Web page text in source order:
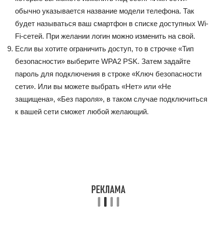
обычно указывается название модели телефона. Так
будет называться ваш смартфон в списке доступных Wi-
Fi-сетей. При желании логин можно изменить на свой.
Если вы хотите ограничить доступ, то в строчке «Тип
безопасности» выберите WPA2 PSK. Затем задайте
пароль для подключения в строке «Ключ безопасности
сети». Или вы можете выбрать «Нет» или «Не
защищена», «Без пароля», в таком случае подключиться
к вашей сети сможет любой желающий.